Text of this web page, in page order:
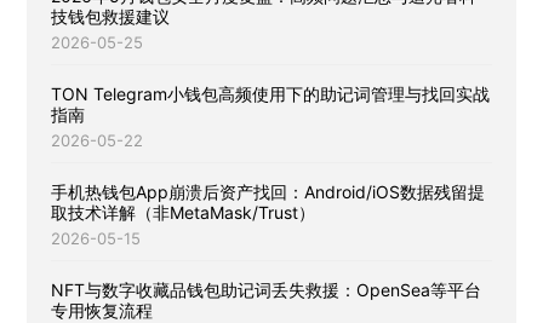
技钱包救援建议
2026-05-25
TON Telegram小钱包高频使用下的助记词管理与找回实战
指南
2026-05-22
手机热钱包App崩溃后资产找回：Android/iOS数据残留提
取技术详解（非MetaMask/Trust）
2026-05-15
NFT与数字收藏品钱包助记词丢失救援：OpenSea等平台
专用恢复流程